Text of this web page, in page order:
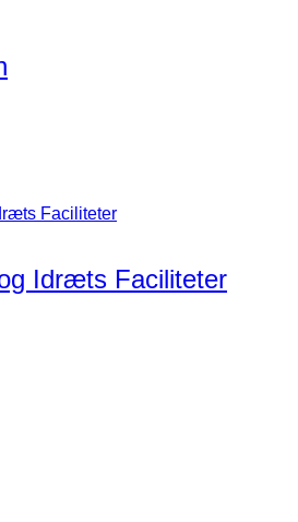
Idræts Faciliteter